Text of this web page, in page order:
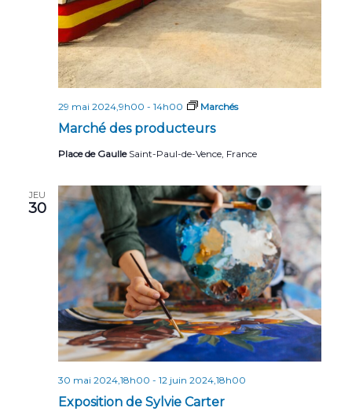
Marché des producteurs
29 mai 2024,9h00 - 14h00 Marchés
Place de Gaulle Saint-Paul-de-Vence, France
JEU
30
Exposition de Sylvie Carter
30 mai 2024,18h00 - 12 juin 2024,18h00